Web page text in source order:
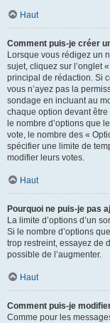
Haut
Comment puis-je créer
Lorsque vous rédigez un
sujet, cliquez sur l’onglet
principal de rédaction. Si
vous n’ayez pas la
sondage en incluant au
chaque option devant
le nombre d’options que
vote, le nombre des «
spécifier une limite de
modifier leurs votes.
Haut
Pourquoi ne puis-je pas
La limite d’options d’un
Si le nombre d’options
trop restreint, essayez de
possible de l’augmenter.
Haut
Comment puis-je
Comme pour les